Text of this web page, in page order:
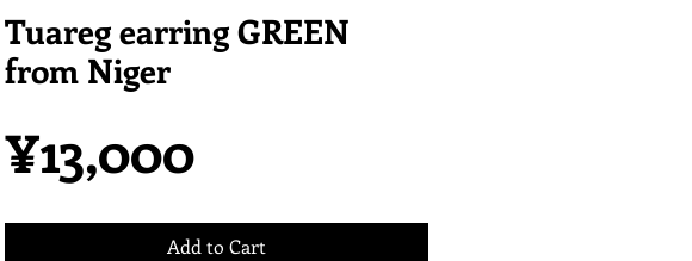
Tuareg earring GREEN
from Niger
¥13,000Price
Add to Cart